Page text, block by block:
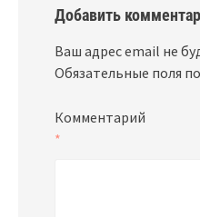
Добавить
Ваш адрес email не
Обязательные поля
Комментарий
*